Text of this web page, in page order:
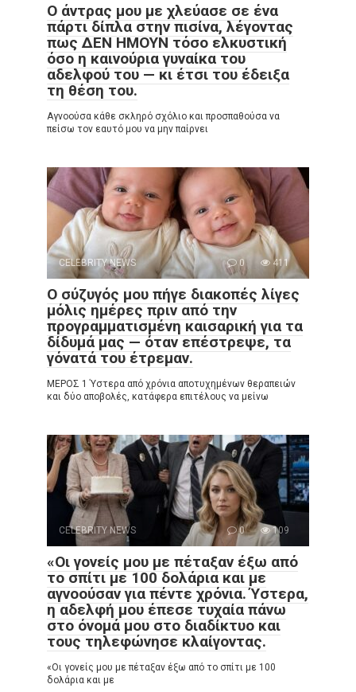
Ο άντρας μου με χλεύασε σε ένα
πάρτι δίπλα στην πισίνα, λέγοντας
πως ΔΕΝ ΗΜΟΥΝ τόσο ελκυστική
όσο η καινούρια γυναίκα του
αδελφού του — κι έτσι του έδειξα
τη θέση του.
Αγνοούσα κάθε σκληρό σχόλιο και προσπαθούσα να
πείσω τον εαυτό μου να μην παίρνει
CELEBRITY NEWS 0 411
Ο σύζυγός μου πήγε διακοπές λίγες
μόλις ημέρες πριν από την
προγραμματισμένη καισαρική για τα
δίδυμά μας — όταν επέστρεψε, τα
γόνατά του έτρεμαν.
ΜΕΡΟΣ 1 Ύστερα από χρόνια αποτυχημένων θεραπειών
και δύο αποβολές, κατάφερα επιτέλους να μείνω
CELEBRITY NEWS 0 109
«Οι γονείς μου με πέταξαν έξω από
το σπίτι με 100 δολάρια και με
αγνοούσαν για πέντε χρόνια. Ύστερα,
η αδελφή μου έπεσε τυχαία πάνω
στο όνομά μου στο διαδίκτυο και
τους τηλεφώνησε κλαίγοντας.
«Οι γονείς μου με πέταξαν έξω από το σπίτι με 100
δολάρια και με